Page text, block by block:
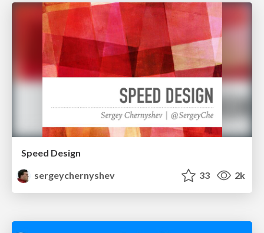
Speed Design
sergeychernyshev
33 2k